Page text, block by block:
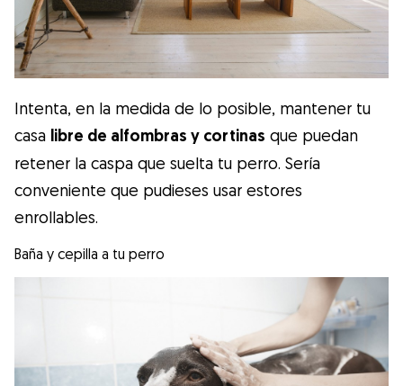
Intenta, en la medida de lo posible, mantener tu
casa libre de alfombras y cortinas que puedan
retener la caspa que suelta tu perro. Sería
conveniente que pudieses usar estores
enrollables.
Baña y cepilla a tu perro